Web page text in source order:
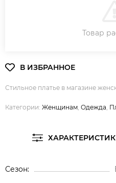
Товар
Стильное платье в магазине
Категории: Женщинам, Одежда,
Сезон